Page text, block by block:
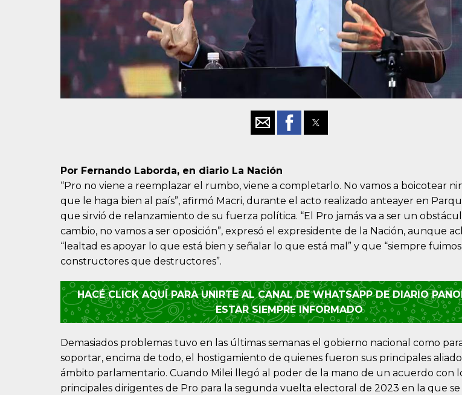
Por Fernando Laborda, en diario La Nación
“Pro no viene a reemplazar el rumbo, viene a completarlo. No vamos a boicotear
que le haga bien al país”, afirmó Macri, durante el acto realizado anteayer en
que sirvió de relanzamiento de su fuerza política. “El Pro jamás va a ser un
cambio, no vamos a ser oposición”, expresó el expresidente de la Nación, aunque
“lealtad es apoyar lo que está bien y señalar lo que está mal” y que “siempre
constructores que destructores”.
HACÉ CLICK AQUÍ PARA UNIRTE AL CANAL DE WHATSAPP DE DIARIO
ESTAR SIEMPRE INFORMADO
Demasiados problemas tuvo en las últimas semanas el gobierno nacional como
soportar, encima de todo, el hostigamiento de quienes fueron sus principales
ámbito parlamentario. Cuando Milei llegó al poder de la mano de un acuerdo con
principales dirigentes de Pro para la segunda vuelta electoral de 2023 en la que se